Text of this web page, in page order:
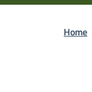
Home